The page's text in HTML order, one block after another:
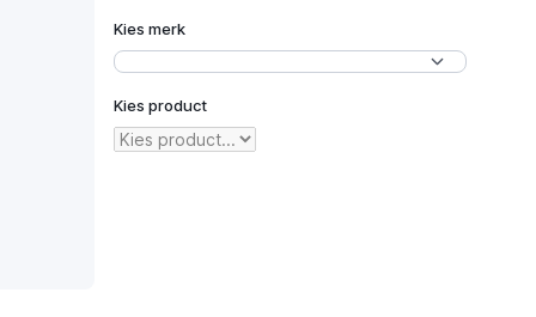
Kies merk
Kies product